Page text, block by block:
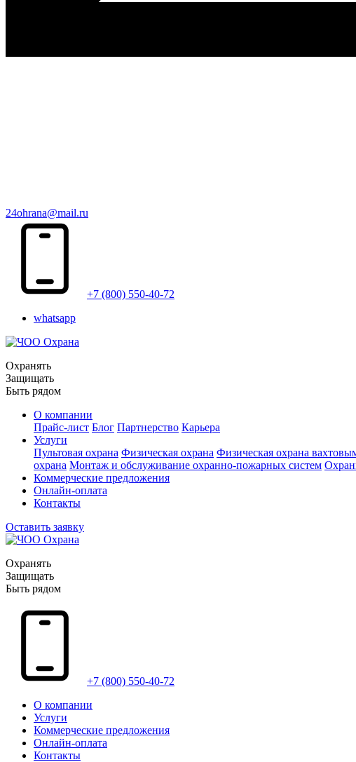
24ohrana@mail.ru
+7 (800) 550-40-72
whatsapp
Охранять
Защищать
Быть рядом
О компании
Прайс-лист Блог Партнерство Карьера
Услуги
Пультовая охрана Физическая охрана Физическая охрана
охрана Монтаж и обслуживание охранно-пожарных систем
Коммерческие предложения
Онлайн-оплата
Контакты
Оставить заявку
Охранять
Защищать
Быть рядом
+7 (800) 550-40-72
О компании
Услуги
Коммерческие предложения
Онлайн-оплата
Контакты